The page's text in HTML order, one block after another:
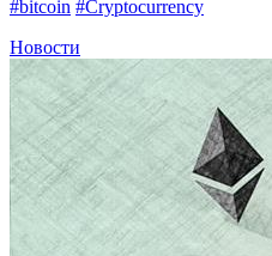
#bitcoin #Cryptocurrency
Новости